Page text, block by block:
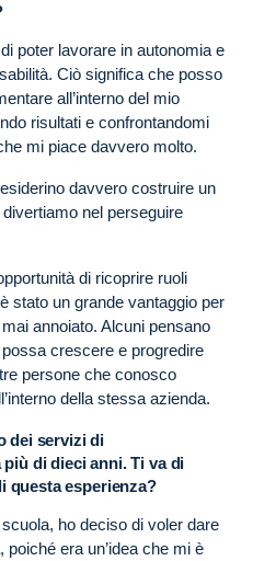
poter lavorare in autonomia e
Ciò significa che posso
all’interno del mio
risultati e confrontandomi
mi piace davvero molto.
davvero costruire un
nel perseguire
di ricoprire ruoli
stato un grande vantaggio per
annoiato. Alcuni pensano
crescere e progredire
persone che conosco
della stessa azienda.
dei servizi di
più di dieci anni. Ti va di
questa esperienza?
ho deciso di voler dare
era un’idea che mi è